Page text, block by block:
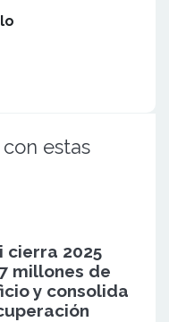
estas
cierra 2025
millones de
y consolida